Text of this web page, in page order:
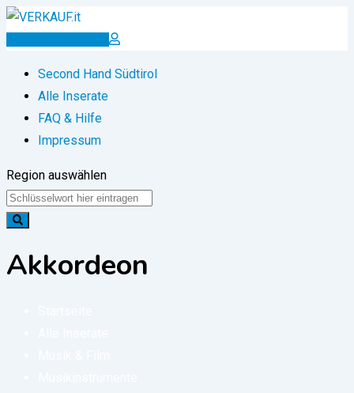
Zum
Inserat erstellen
Second Hand Südtirol
Alle Inserate
FAQ & Hilfe
Impressum
Region auswählen
Akkordeon